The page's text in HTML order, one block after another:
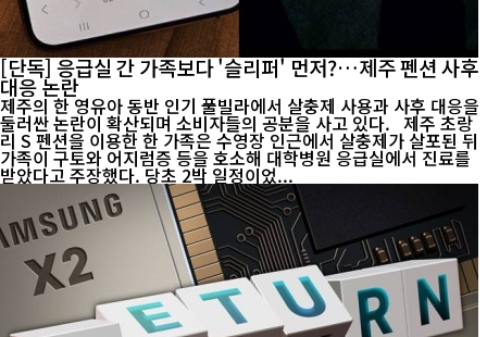
[단독] 응급실 간 가족보다 '슬리퍼' 먼저?…제주 펜션 사후
대응 논란
제주의 한 영유아 동반 인기 풀빌라에서 살충제 사용과 사후 대응을
둘러싼 논란이 확산되며 소비자들의 공분을 사고 있다. 제주 초랑
리 S 펜션을 이용한 한 가족은 수영장 인근에서 살충제가 살포된 뒤
가족이 구토와 어지럼증 등을 호소해 대학병원 응급실에서 진료를
받았다고 주장했다. 당초 2박 일정이었...